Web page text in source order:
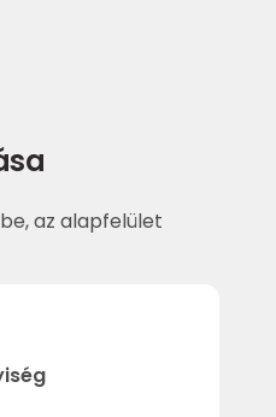
az alapfelület